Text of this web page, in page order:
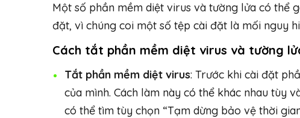
Một số phần mềm diệt virus và tường lửa có thể
đặt, vì chúng coi một số tệp cài đặt là mối nguy
Cách tắt phần mềm diệt virus và tường
Tắt phần mềm diệt virus: Trước khi cài đặt
của mình. Cách làm này có thể khác nhau tùy
có thể tìm tùy chọn “Tạm dừng bảo vệ thời